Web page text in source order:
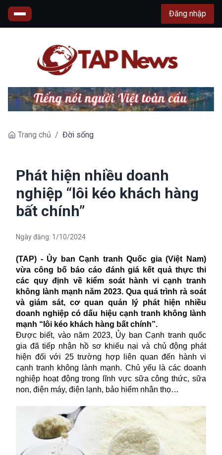
Đăng nhập
Trang chủ / Đời sống
Phát hiện nhiều doanh
nghiệp “lôi kéo khách hàng
bất chính”
Ngày đăng: 1/10/2024
(TAP) - Ủy ban Cạnh tranh Quốc gia (Việt Nam)
vừa công bố báo cáo đánh giá kết quả thực thi
các quy định về kiểm soát hành vi cạnh tranh
không lành mạnh năm 2023. Qua quá trình rà soát
và giám sát, cơ quan quản lý phát hiện nhiều
doanh nghiệp có dấu hiệu cạnh tranh không lành
mạnh “lôi kéo khách hàng bất chính”.
Được biết, vào năm 2023, Ủy ban Cạnh tranh quốc
gia đã tiếp nhận hồ sơ khiếu nại và chủ động phát
hiện đối với 25 trường hợp liên quan đến hành vi
cạnh tranh không lành mạnh. Chủ yếu là các doanh
nghiệp hoạt động trong lĩnh vực sữa công thức, sữa
non, điện máy, điện lạnh, bảo hiểm nhân thọ…